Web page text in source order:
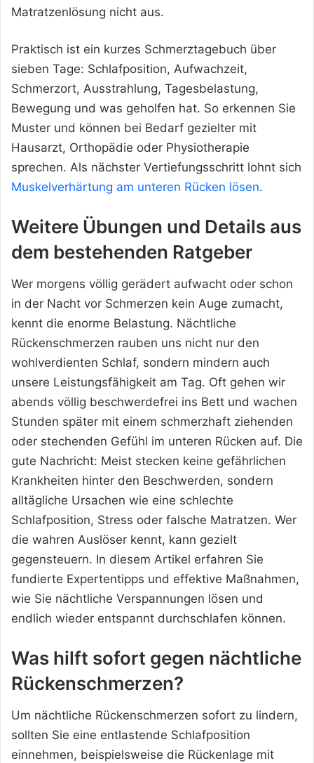
Matratzenlösung nicht aus.
Praktisch ist ein kurzes Schmerztagebuch über
sieben Tage: Schlafposition, Aufwachzeit,
Schmerzort, Ausstrahlung, Tagesbelastung,
Bewegung und was geholfen hat. So erkennen Sie
Muster und können bei Bedarf gezielter mit
Hausarzt, Orthopädie oder Physiotherapie
sprechen. Als nächster Vertiefungsschritt lohnt sich
Muskelverhärtung am unteren Rücken lösen.
Weitere Übungen und Details aus
dem bestehenden Ratgeber
Wer morgens völlig gerädert aufwacht oder schon
in der Nacht vor Schmerzen kein Auge zumacht,
kennt die enorme Belastung. Nächtliche
Rückenschmerzen rauben uns nicht nur den
wohlverdienten Schlaf, sondern mindern auch
unsere Leistungsfähigkeit am Tag. Oft gehen wir
abends völlig beschwerdefrei ins Bett und wachen
Stunden später mit einem schmerzhaft ziehenden
oder stechenden Gefühl im unteren Rücken auf. Die
gute Nachricht: Meist stecken keine gefährlichen
Krankheiten hinter den Beschwerden, sondern
alltägliche Ursachen wie eine schlechte
Schlafposition, Stress oder falsche Matratzen. Wer
die wahren Auslöser kennt, kann gezielt
gegensteuern. In diesem Artikel erfahren Sie
fundierte Expertentipps und effektive Maßnahmen,
wie Sie nächtliche Verspannungen lösen und
endlich wieder entspannt durchschlafen können.
Was hilft sofort gegen nächtliche
Rückenschmerzen?
Um nächtliche Rückenschmerzen sofort zu lindern,
sollten Sie eine entlastende Schlafposition
einnehmen, beispielsweise die Rückenlage mit